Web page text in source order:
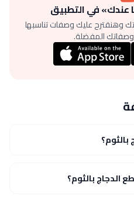
عندك» في التطبيق
وهنقترح عليك وصفات تناسبها
المفضلة.
بالثوم؟